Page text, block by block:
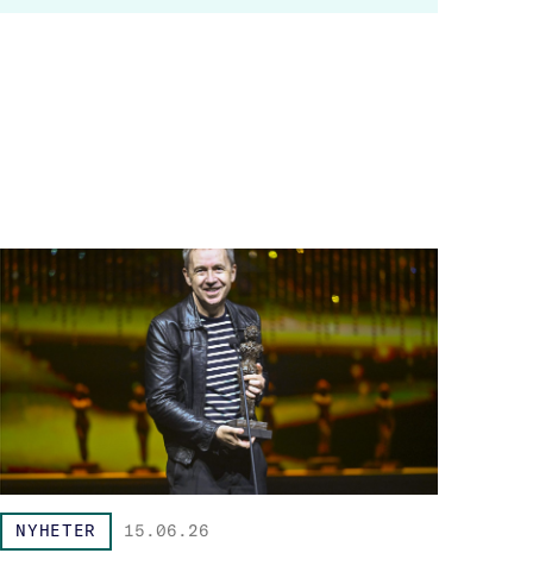
NYHETER 15.06.26